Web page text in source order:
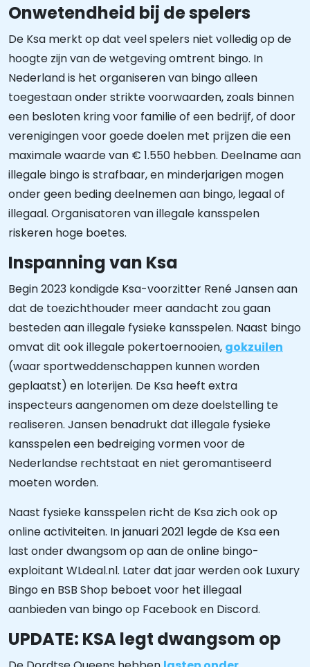
Onwetendheid bij de spelers
De Ksa merkt op dat veel spelers niet volledig op de
hoogte zijn van de wetgeving omtrent bingo. In
Nederland is het organiseren van bingo alleen
toegestaan onder strikte voorwaarden, zoals binnen
een besloten kring voor familie of een bedrijf, of door
verenigingen voor goede doelen met prijzen die een
maximale waarde van € 1.550 hebben. Deelname aan
illegale bingo is strafbaar, en minderjarigen mogen
onder geen beding deelnemen aan bingo, legaal of
illegaal. Organisatoren van illegale kansspelen
riskeren hoge boetes.
Inspanning van Ksa
Begin 2023 kondigde Ksa-voorzitter René Jansen aan
dat de toezichthouder meer aandacht zou gaan
besteden aan illegale fysieke kansspelen. Naast bingo
omvat dit ook illegale pokertoernooien, gokzuilen
(waar sportweddenschappen kunnen worden
geplaatst) en loterijen. De Ksa heeft extra
inspecteurs aangenomen om deze doelstelling te
realiseren. Jansen benadrukt dat illegale fysieke
kansspelen een bedreiging vormen voor de
Nederlandse rechtstaat en niet geromantiseerd
moeten worden.
Naast fysieke kansspelen richt de Ksa zich ook op
online activiteiten. In januari 2021 legde de Ksa een
last onder dwangsom op aan de online bingo-
exploitant WLdeal.nl. Later dat jaar werden ook Luxury
Bingo en BSB Shop beboet voor het illegaal
aanbieden van bingo op Facebook en Discord.
UPDATE: KSA legt dwangsom op